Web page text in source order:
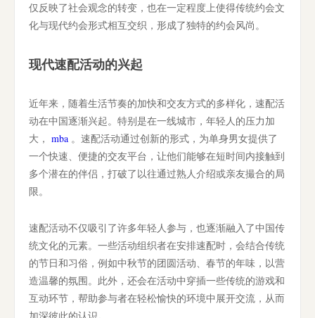
仅反映了社会观念的转变，也在一定程度上使得传统约会文
化与现代约会形式相互交织，形成了独特的约会风尚。
现代速配活动的兴起
近年来，随着生活节奏的加快和交友方式的多样化，速配活
动在中国逐渐兴起。特别是在一线城市，年轻人的压力加
大， mba 。速配活动通过创新的形式，为单身男女提供了
一个快速、便捷的交友平台，让他们能够在短时间内接触到
多个潜在的伴侣，打破了以往通过熟人介绍或亲友撮合的局
限。
速配活动不仅吸引了许多年轻人参与，也逐渐融入了中国传
统文化的元素。一些活动组织者在安排速配时，会结合传统
的节日和习俗，例如中秋节的团圆活动、春节的年味，以营
造温馨的氛围。此外，还会在活动中穿插一些传统的游戏和
互动环节，帮助参与者在轻松愉快的环境中展开交流，从而